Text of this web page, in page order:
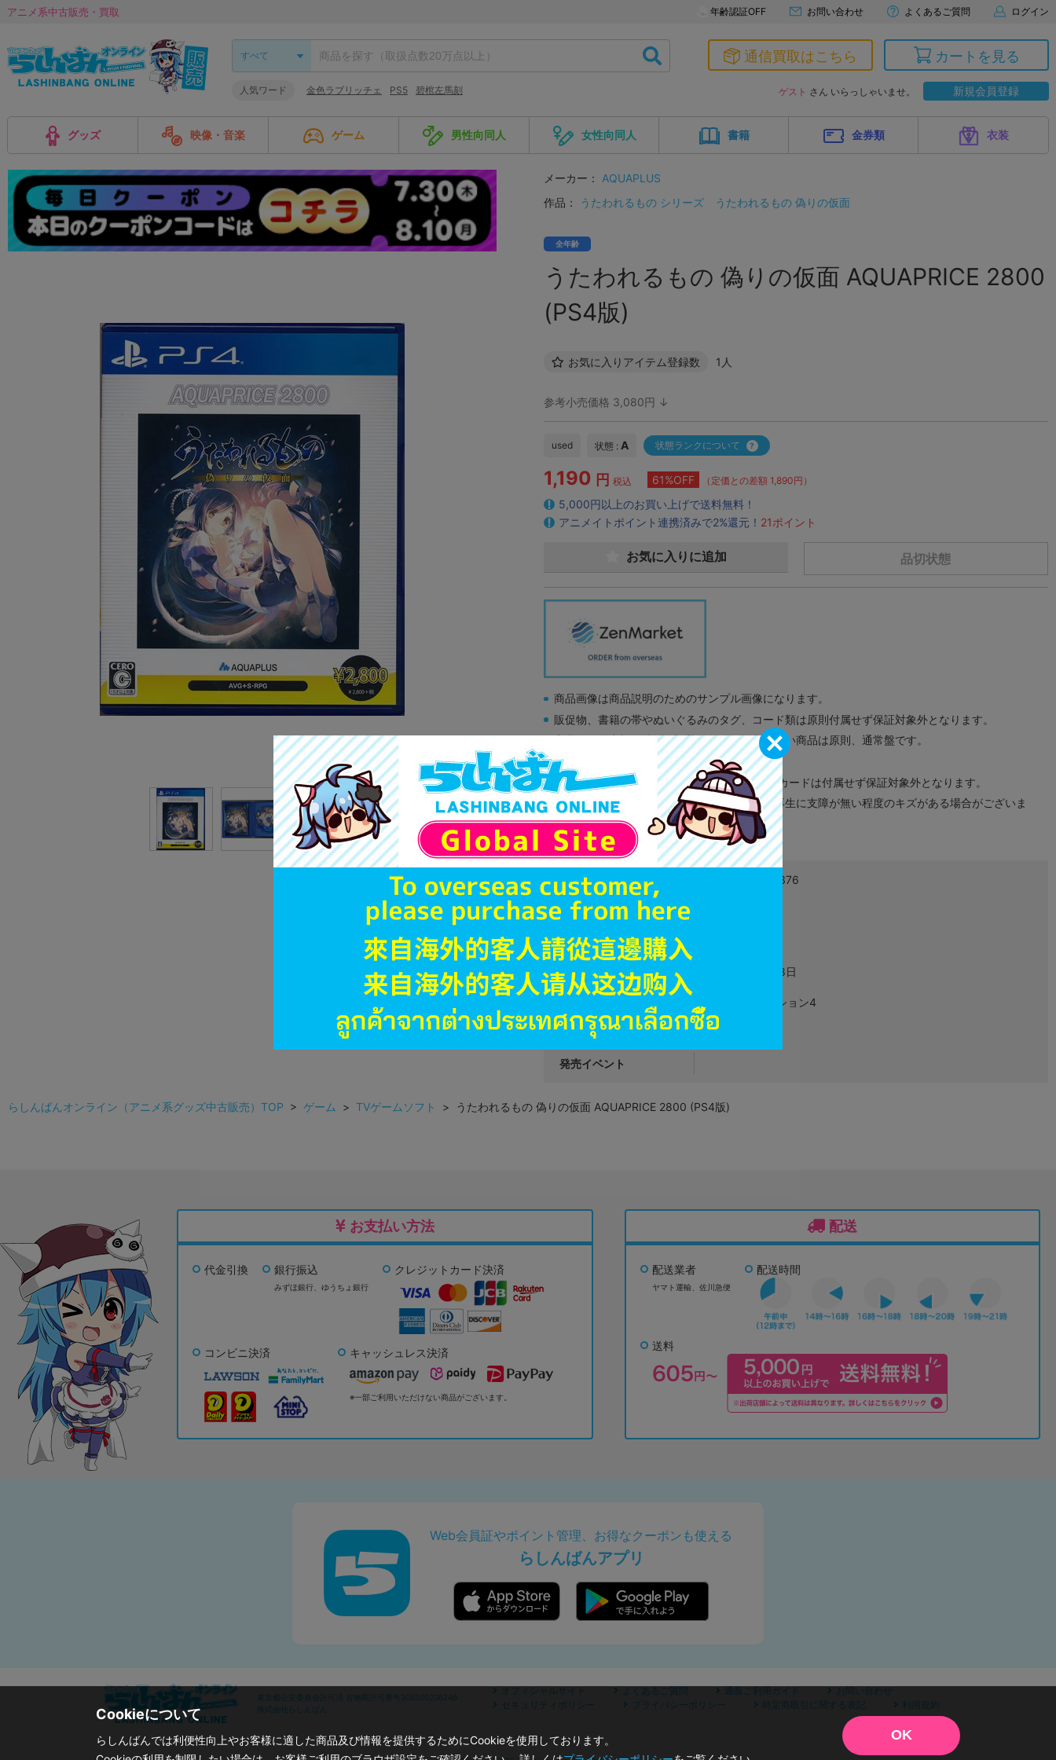
アニメ系中古販売・買取 年齢認証OFF お問い合わせ よくあるご質問 ログイン
人気ワード 金色ラブリッチェ PS5 碧棺左馬刻
通信買取はこちら カートを見る
ゲスト さん いらっしゃいませ。 新規会員登録
グッズ 映像・音楽 ゲーム 男性向同人 女性向同人 書籍 金券類 衣装
メーカー：
AQUAPLUS
作品：
うたわれるもの シリーズ うたわれるもの 偽りの仮面
全年齢
うたわれるもの 偽りの仮面 AQUAPRICE 2800
(PS4版)
お気に入りアイテム登録数 1人
参考小売価格 3,080円 ↓
used 状態 : A 状態ランクについて
1,190 円 税込 61%OFF （定価との差額 1,890円）
5,000円以上のお買い上げで送料無料！
アニメイトポイント連携済みで2%還元！ 21ポイント
品切状態
お気に入りに追加
商品画像は商品説明のためのサンプル画像になります。
販促物、書籍の帯やぬいぐるみのタグ、コード類は原則付属せず保証対象外となります。
商品名や備考欄に特別な記載が無い限り取り扱い商品は原則、通常盤です。
「電池」は原則として保証対象外となります。
ゲーム機本体には、SDカードなどのメモリーカードは付属せず保証対象外となります。
ディスク類の読み取り面のキズに関しまして再生に支障が無い程度のキズがある場合がございま
す。
※詳細につきましてはコチラ
JANコード 4996802190376
商品番号
商品カテゴリ
発売日 2019年03月28日
ハード プレイステーション4
型番 PLJM-16386
発売イベント
らしんばんオンライン（アニメ系グッズ中古販売）TOP > ゲーム > TVゲームソフト > うたわれるもの 偽りの仮面 AQUAPRICE 2800 (PS4版)
お支払い方法
代金引換 銀行振込
みずほ銀行、 ゆうちょ銀行
クレジットカード決済
コンビニ決済 キャッシュレス決済
※一部ご利用いただけない商品がございます。
配送
配送業者
ヤマト運輸、佐川急便
配送時間
送料
Web会員証やポイント管理、お得なクーポンも使える
らしんばんアプリ
東京都公安委員会許可済 古物商許可番号305500206246
株式会社らしんばん
オフィシャルサイト よくあるご質問 通販ご利用ガイド
お問い合わせ
セキュリティポリシー
プライバシーポリシー 特定商取引に関する表記 利用規約
Cookieについて
らしんばんでは利便性向上やお客様に適した商品及び情報を提供するためにCookieを使用しております。
OK